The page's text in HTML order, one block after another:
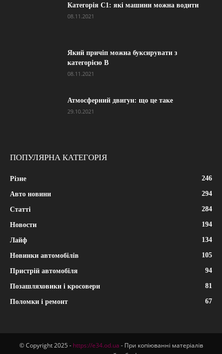
Категорія С1: які машини можна водити
08.11.2021
Який причіп можна буксирувати з
категорією В
08.11.2021
Атмосферний двигун: що це таке
29.10.2021
ПОПУЛЯРНА КАТЕГОРІЯ
Різне 246
Авто новини 294
Статті 284
Новости 194
Лайф 134
Новинки автомобілів 105
Пристрій автомобіля 94
Позашляховики і кросовери 81
Поломки і ремонт 67
© Copyright 2025 - https://e34.od.ua - При копіюванні матеріалів